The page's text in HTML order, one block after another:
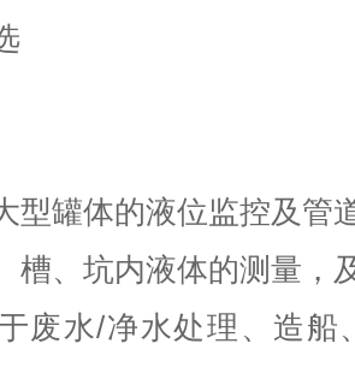
型罐体的液位监控及管
槽、坑内液体的测量，
废水/净水处理、造船